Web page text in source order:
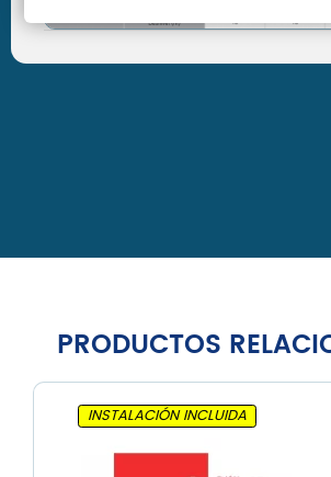
PRODUCTOS
INSTALACIÓN INCLUIDA